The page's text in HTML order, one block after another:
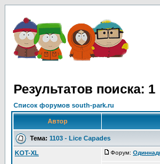
Результатов поиска: 1
Список форумов south-park.ru
Автор
Тема: 1103 - Lice Capades
KOT-XL Форум: